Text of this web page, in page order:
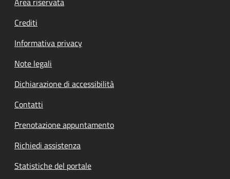
Crediti
Informativa privacy
Note legali
Dichiarazione di accessibilità
Contatti
Prenotazione appuntamento
Richiedi assistenza
Statistiche del portale